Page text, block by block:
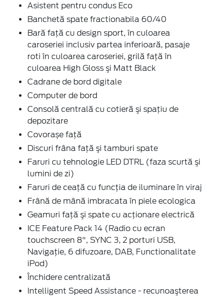
Asistent pentru condus Eco
Banchetă spate fractionabila 60/40
Bară faţă cu design sport, în culoarea
caroseriei inclusiv partea inferioară, pasaje
roti în culoarea caroseriei, grilă faţă în
culoarea High Gloss şi Matt Black
Cadrane de bord digitale
Computer de bord
Consolă centrală cu cotieră şi spaţiu de
depozitare
Covorașe față
Discuri frâna faţă şi tamburi spate
Faruri cu tehnologie LED DTRL (faza scurtă şi
lumini de zi)
Faruri de ceaţă cu funcţia de iluminare în viraj
Frână de mână imbracata în piele ecologica
Geamuri faţă şi spate cu acţionare electrică
ICE Feature Pack 14 (Radio cu ecran
touchscreen 8", SYNC 3, 2 porturi USB,
Navigaţie, 6 difuzoare, DAB, Functionalitate
iPod)
Închidere centralizată
Intelligent Speed Assistance - recunoaşterea